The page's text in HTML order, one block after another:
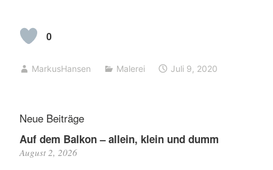
0
MarkusHansen Malerei Juli 9, 2020
Neue Beiträge
Auf dem Balkon – allein, klein und dumm
August 2, 2026